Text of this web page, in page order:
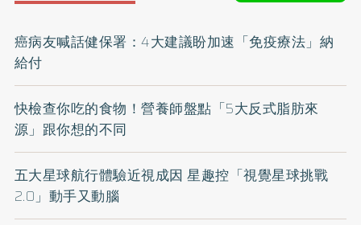
癌病友喊話健保署：4大建議盼加速「免疫療法」納
給付
快檢查你吃的食物！營養師盤點「5大反式脂肪來
源」跟你想的不同
五大星球航行體驗近視成因 星趣控「視覺星球挑戰
2.0」動手又動腦